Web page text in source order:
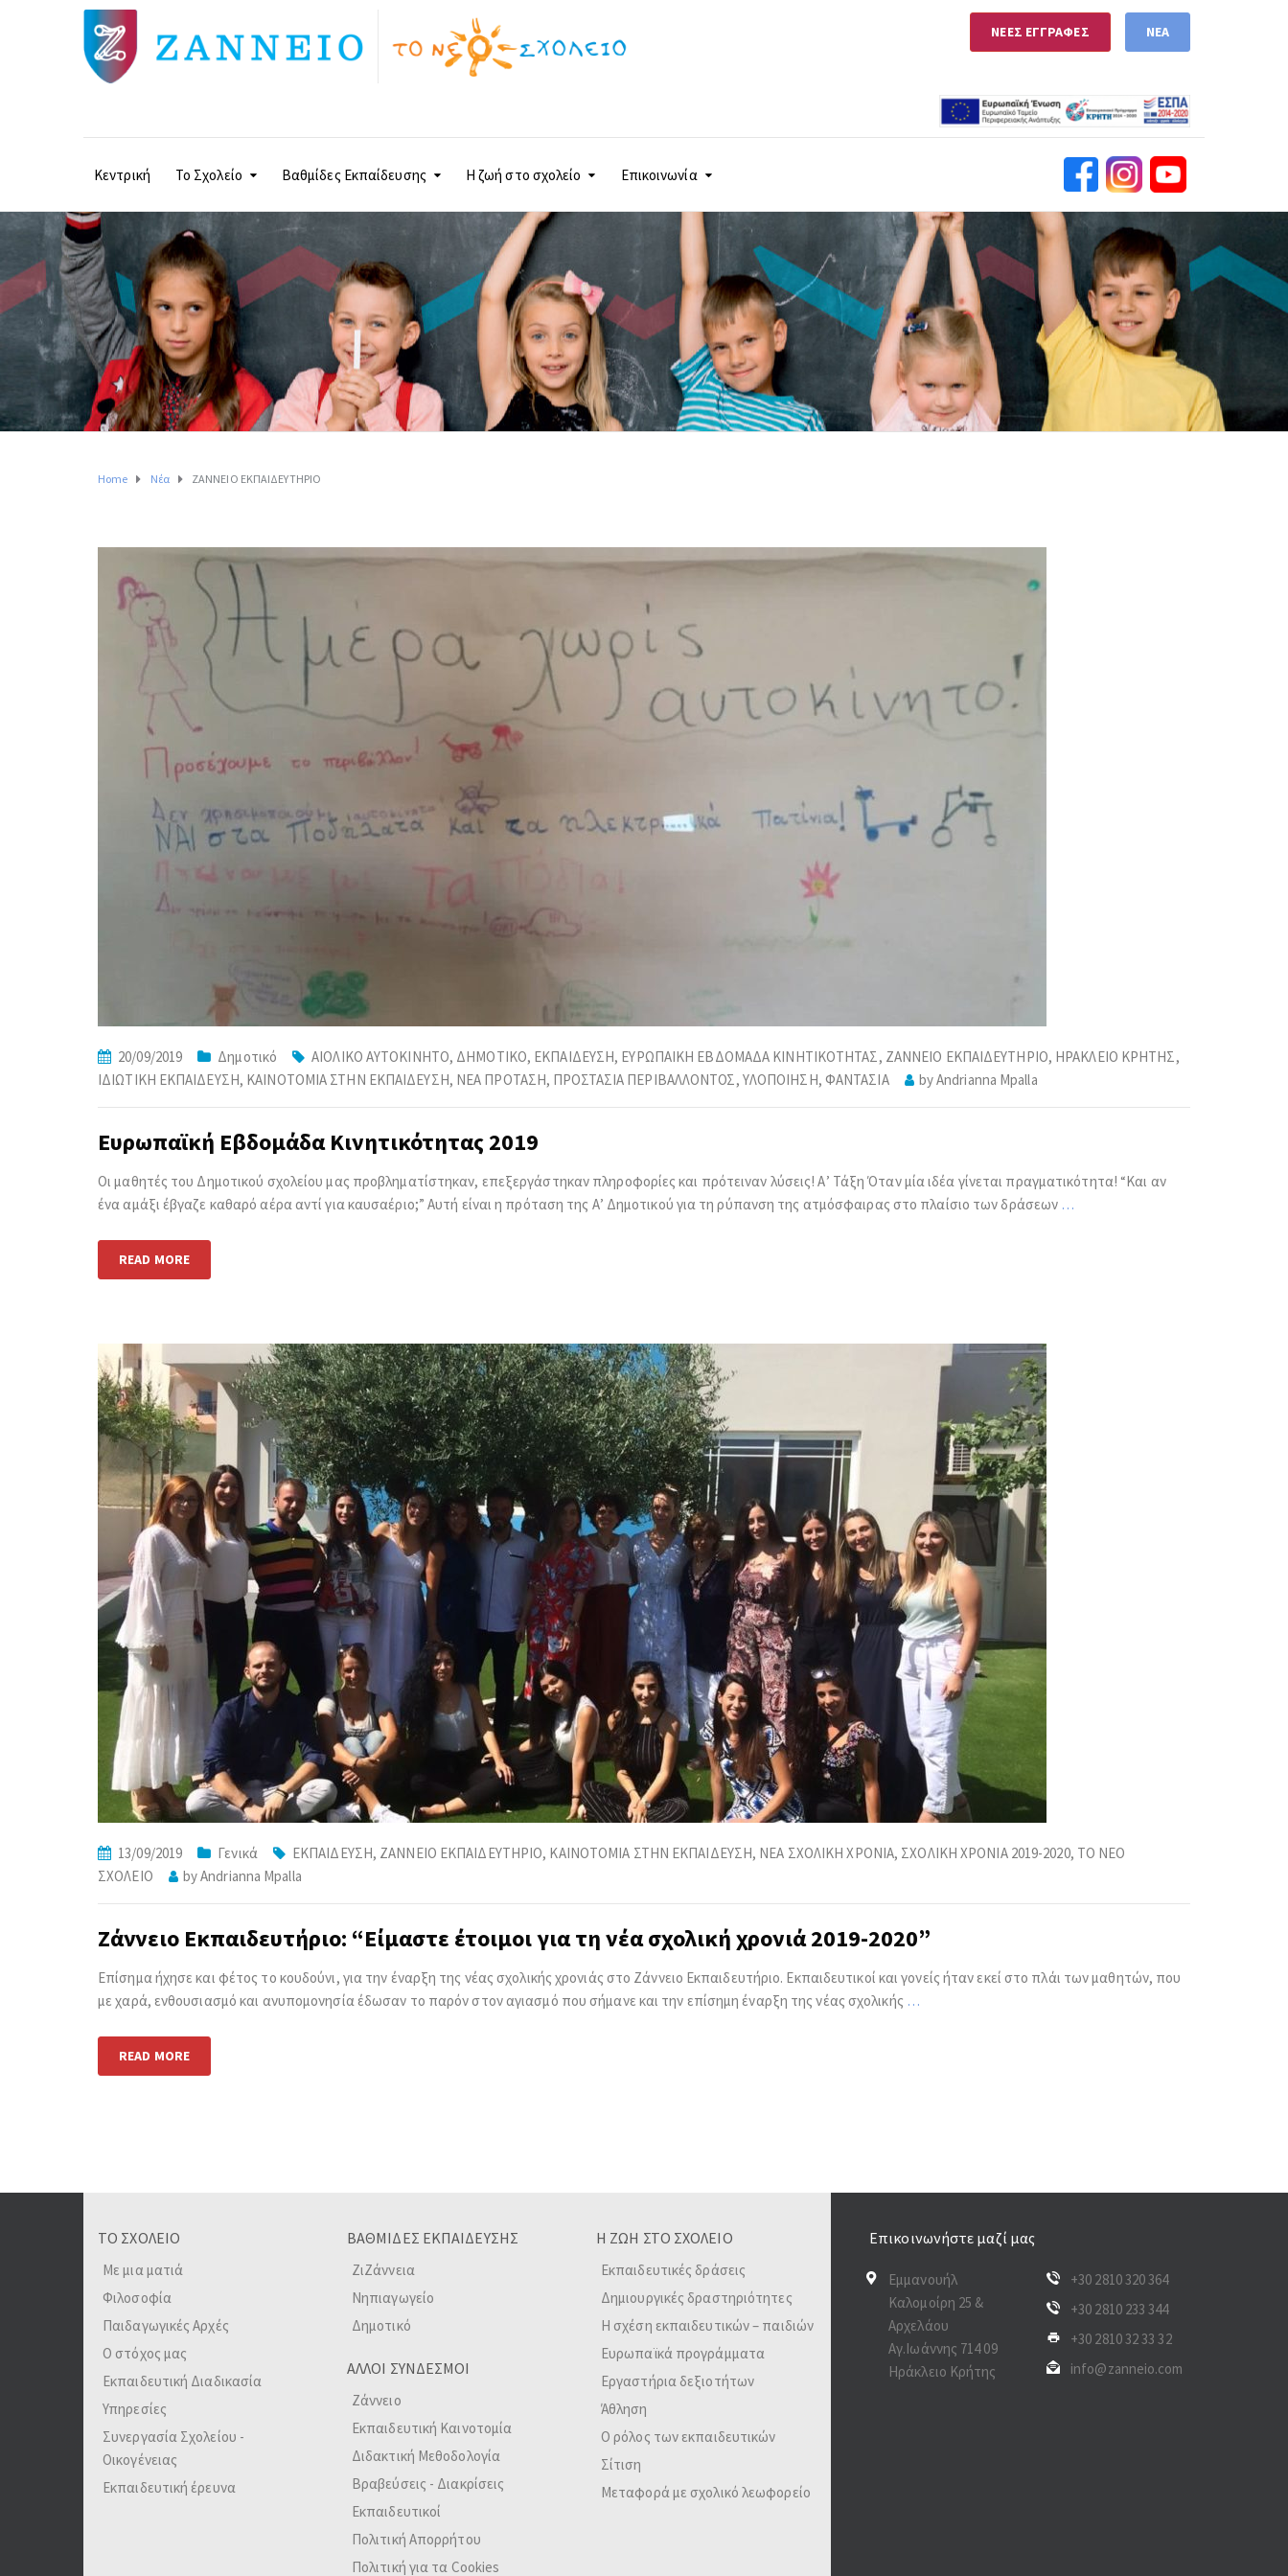
ΝΕΑ
ΝΕΕΣ ΕΓΓΡΑΦΕΣ
Κεντρική Το Σχολείο Βαθμίδες Εκπαίδευσης Η ζωή στο σχολείο Eπικοινωνία
Home Νέα ΖΑΝΝΕΙΟ ΕΚΠΑΙΔΕΥΤΗΡΙΟ
20/09/2019 Δημοτικό ΑΙΟΛΙΚΟ ΑΥΤΟΚΙΝΗΤΟ, ΔΗΜΟΤΙΚΟ, ΕΚΠΑΙΔΕΥΣΗ, ΕΥΡΩΠΑΙΚΗ ΕΒΔΟΜΑΔΑ ΚΙΝΗΤΙΚΟΤΗΤΑΣ, ΖΑΝΝΕΙΟ ΕΚΠΑΙΔΕΥΤΗΡΙΟ, ΗΡΑΚΛΕΙΟ ΚΡΗΤΗΣ,
ΙΔΙΩΤΙΚΗ ΕΚΠΑΙΔΕΥΣΗ, ΚΑΙΝΟΤΟΜΙΑ ΣΤΗΝ ΕΚΠΑΙΔΕΥΣΗ, ΝΕΑ ΠΡΟΤΑΣΗ, ΠΡΟΣΤΑΣΙΑ ΠΕΡΙΒΑΛΛΟΝΤΟΣ, ΥΛΟΠΟΙΗΣΗ, ΦΑΝΤΑΣΙΑ byAndrianna Mpalla
Ευρωπαϊκή Εβδομάδα Κινητικότητας 2019
Οι μαθητές του Δημοτικού σχολείου μας προβληματίστηκαν, επεξεργάστηκαν πληροφορίες και πρότειναν λύσεις! Α’ Τάξη Όταν μία ιδέα γίνεται πραγματικότητα! “Και αν
ένα αμάξι έβγαζε καθαρό αέρα αντί για καυσαέριο;” Αυτή είναι η πρόταση της Α’ Δημοτικού για τη ρύπανση της ατμόσφαιρας στο πλαίσιο των δράσεων …
READ MORE
13/09/2019 Γενικά ΕΚΠΑΙΔΕΥΣΗ, ΖΑΝΝΕΙΟ ΕΚΠΑΙΔΕΥΤΗΡΙΟ, ΚΑΙΝΟΤΟΜΙΑ ΣΤΗΝ ΕΚΠΑΙΔΕΥΣΗ, ΝΕΑ ΣΧΟΛΙΚΗ ΧΡΟΝΙΑ, ΣΧΟΛΙΚΗ ΧΡΟΝΙΑ 2019-2020, ΤΟ ΝΕΟ
ΣΧΟΛΕΙΟ
byAndrianna Mpalla
Ζάννειο Εκπαιδευτήριο: “Είμαστε έτοιμοι για τη νέα σχολική χρονιά 2019-2020”
Επίσημα ήχησε και φέτος το κουδούνι, για την έναρξη της νέας σχολικής χρονιάς στο Ζάννειο Εκπαιδευτήριο. Εκπαιδευτικοί και γονείς ήταν εκεί στο πλάι των μαθητών, που
με χαρά, ενθουσιασμό και ανυπομονησία έδωσαν το παρόν στον αγιασμό που σήμανε και την επίσημη έναρξη της νέας σχολικής …
READ MORE
ΤΟ ΣΧΟΛΕΙΟ
Με μια ματιά
Φιλοσοφία
Παιδαγωγικές Αρχές
Ο στόχος μας
Εκπαιδευτική Διαδικασία
Υπηρεσίες
Συνεργασία Σχολείου -
Οικογένειας
Εκπαιδευτική έρευνα
ΒΑΘΜΙΔΕΣ ΕΚΠΑΙΔΕΥΣΗΣ
ΖιΖάννεια
Νηπιαγωγείο
Δημοτικό
ΑΛΛΟΙ ΣΥΝΔΕΣΜΟΙ
Ζάννειο
Εκπαιδευτική Καινοτομία
Διδακτική Μεθοδολογία
Βραβεύσεις - Διακρίσεις
Εκπαιδευτικοί
Πολιτική Απορρήτου
Πολιτική για τα Cookies
Η ΖΩΗ ΣΤΟ ΣΧΟΛΕΙΟ
Εκπαιδευτικές δράσεις
Δημιουργικές δραστηριότητες
Η σχέση εκπαιδευτικών – παιδιών
Ευρωπαϊκά προγράμματα
Εργαστήρια δεξιοτήτων
Άθληση
Ο ρόλος των εκπαιδευτικών
Σίτιση
Μεταφορά με σχολικό λεωφορείο
Επικοινωνήστε μαζί μας
Εμμανουήλ
Καλομοίρη 25 &
Αρχελάου
Αγ.Ιωάννης 714 09
Ηράκλειο Κρήτης
+30 2810 320 364
+30 2810 233 344
+30 2810 32 33 32
info@zanneio.com